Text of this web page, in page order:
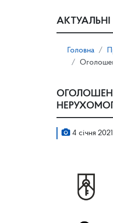
Головна
4 січня